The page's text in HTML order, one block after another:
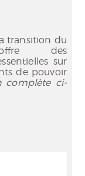
transition du
des
sur
de pouvoir
complète ci-